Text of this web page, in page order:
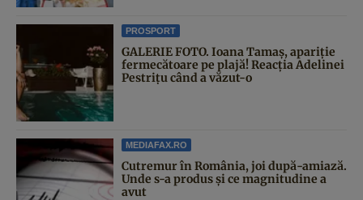
PROSPORT
GALERIE FOTO. Ioana Tamaş, apariție
fermecătoare pe plajă! Reacția Adelinei
Pestrițu când a văzut-o
MEDIAFAX.RO
Cutremur în România, joi după-amiază.
Unde s-a produs și ce magnitudine a
avut